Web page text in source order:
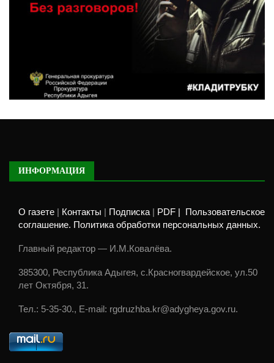
ИНФОРМАЦИЯ
О газете Контакты Подписка PDF |
Пользовательское
соглашение. Политика обработки персональных данных.
Главный редактор — И.М.Ковалёва.
385300, Республика Адыгея, с.Красногвардейское, ул.50
лет Октября, 31.
Тел.: 5-35-30., E-mail: rgdruzhba.kr@adygheya.gov.ru.